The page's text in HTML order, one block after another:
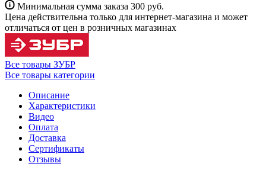
Минимальная сумма заказа 300 руб.
Цена действительна только для интернет-магазина и может
отличаться от цен в розничных магазинах
Все товары ЗУБР
Все товары категории
Описание
Характеристики
Видео
Оплата
Доставка
Сертификаты
Отзывы